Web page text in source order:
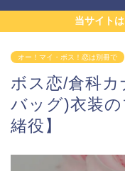
当サイト
オー！マイ・ボス！恋は別冊で
ボス恋/倉科カ
バッグ)衣装
緒役】